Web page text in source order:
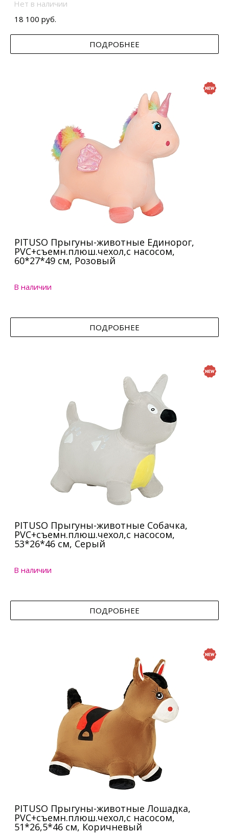
Нет в наличии
18 100 руб.
ПОДРОБНЕЕ
PITUSO Прыгуны-животные Единорог,
PVC+съемн.плюш.чехол,с насосом,
60*27*49 см, Розовый
В наличии
ПОДРОБНЕЕ
PITUSO Прыгуны-животные Собачка,
PVC+съемн.плюш.чехол,с насосом,
53*26*46 см, Серый
В наличии
ПОДРОБНЕЕ
PITUSO Прыгуны-животные Лошадка,
PVC+съемн.плюш.чехол,с насосом,
51*26,5*46 см, Коричневый